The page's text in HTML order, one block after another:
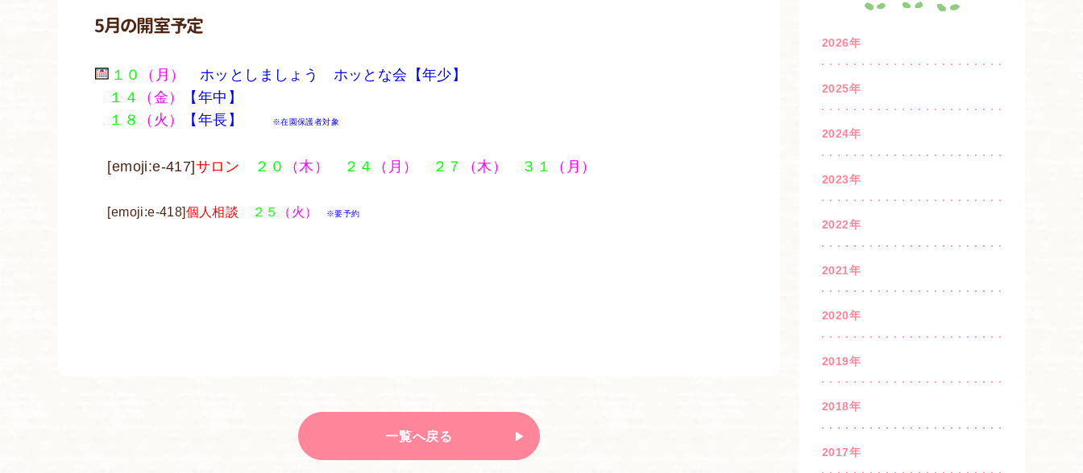
5月の開室予定
１０ （月） ホッとしましょう ホッとな会【年少】
１４
（金）
【年中】
１８
（火） 【年長】 ※在園保護者対象
[emoji:e-417]サロン ２０ （木） ２４ （月） ２７ （木） ３１ （月）
[emoji:e-418]個人相談 ２５ （火） ※要予約
一覧へ戻る
2026年
2025年
2024年
2023年
2022年
2021年
2020年
2019年
2018年
2017年